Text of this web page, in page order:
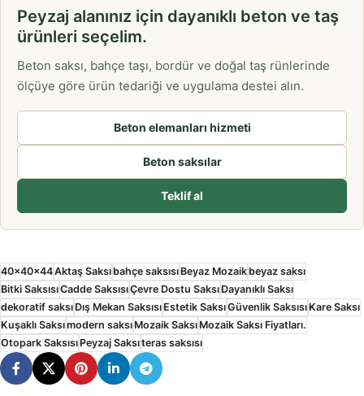
Peyzaj alanınız için dayanıklı beton ve taş
ürünleri seçelim.
Beton saksı, bahçe taşı, bordür ve doğal taş rünlerinde
ölçüye göre ürün tedariği ve uygulama destei alın.
Beton elemanları hizmeti
Beton saksılar
Teklif al
40x40x44Aktaş Saksıbahçe saksısıBeyaz Mozaikbeyaz saksı
Bitki SaksısıCadde SaksısıÇevre Dostu SaksıDayanıklı Saksı
dekoratif saksıDış Mekan SaksısıEstetik SaksıGüvenlik SaksısıKare Saksı
Kuşaklı Saksımodern saksıMozaik SaksıMozaik Saksı Fiyatları.
Otopark SaksısıPeyzaj Saksıteras saksısı